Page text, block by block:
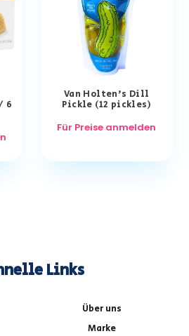
6
Van Holten’s Dill
Pickle (12 pickles)
Für Preise anmelden
Links
Über uns
Marke